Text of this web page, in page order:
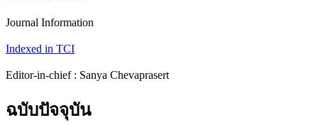
Journal Information
Indexed in TCI
Editor-in-chief : Sanya Chevaprasert
ฉบับปัจจุบัน